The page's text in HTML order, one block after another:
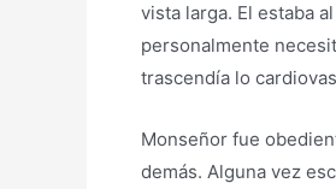
vista larga. El estaba
personalmente
trascendía lo
Monseñor fue
demás. Alguna vez